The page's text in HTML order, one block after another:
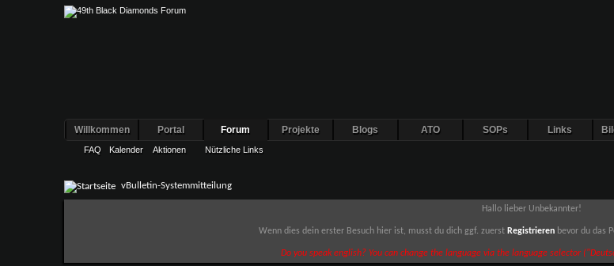
Willkommen Portal Forum
FAQ Kalender Aktionen Nützliche Links
Projekte Blogs ATO SOPs Links
vBulletin-Systemmitteilung
Hallo lieber Unbekannter!
Wenn dies dein erster Besuch hier ist, musst du dich ggf. zuerst Registrieren bevor du das
Do you speak english? You can change the language via the language selector